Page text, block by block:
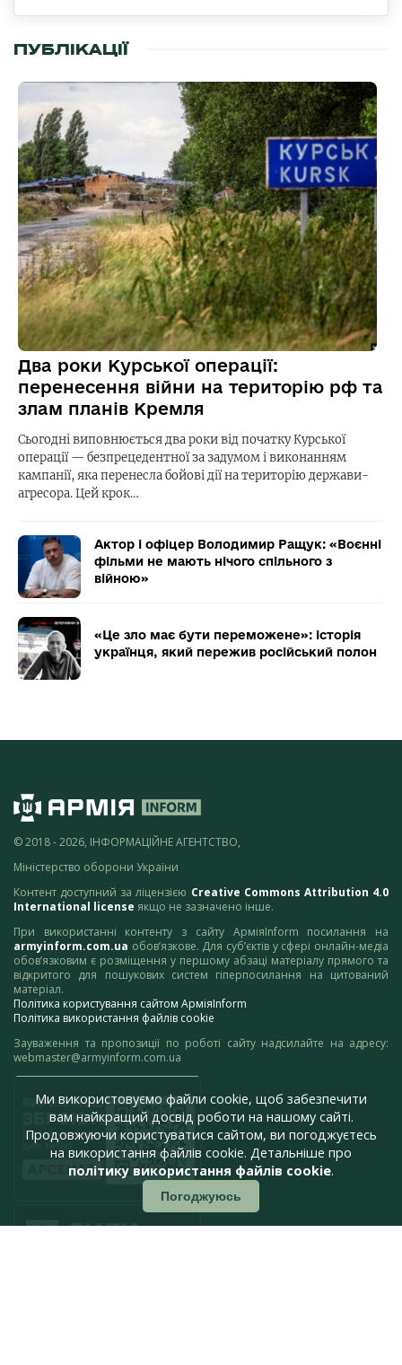
ПУБЛІКАЦІЇ
Два роки Курської операції:
перенесення війни на територію рф та
злам планів Кремля
Сьогодні виповнюється два роки від початку Курської
операції — безпрецедентної за задумом і виконанням
кампанії, яка перенесла бойові дії на територію держави-
агресора. Цей крок…
Актор і офіцер Володимир Ращук: «Воєнні
фільми не мають нічого спільного з
війною»
«Це зло має бути переможене»: історія
українця, який пережив російський полон
© 2018 - 2026, ІНФОРМАЦІЙНЕ АГЕНТСТВО,
Міністерство оборони України
Контент доступний за ліцензією Creative Commons Attribution 4.0
International license якщо не зазначено інше.
При використанні контенту з сайту АрміяInform посилання на
armyinform.com.ua обов’язкове. Для суб’єктів у сфері онлайн-медіа
обов’язковим є розміщення у першому абзаці матеріалу прямого та
відкритого для пошукових систем гіперпосилання на цитований
матеріал.
Політика користування сайтом АрміяInform
Політика використання файлів cookie
Зауваження та пропозиції по роботі сайту надсилайте на адресу:
webmaster@armyinform.com.ua
Ми використовуємо файли cookie, щоб забезпечити
вам найкращий досвід роботи на нашому сайті.
Продовжуючи користуватися сайтом, ви погоджуєтесь
на використання файлів cookie. Детальніше про
політику використання файлів cookie.
Погоджуюсь